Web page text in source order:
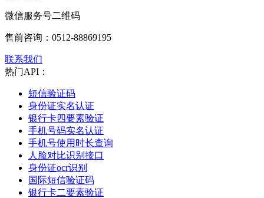
微信服务号二维码
售前咨询： 0512-88869195
联系我们
热门API：
短信验证码
身份证实名认证
银行卡四要素验证
手机号码实名认证
手机号使用时长查询
人脸对比识别接口
身份证ocr识别
国际短信验证码
银行卡二要素验证